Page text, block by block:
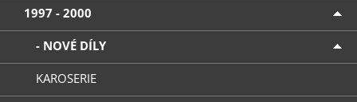
1997 - 2000
- NOVÉ DÍLY
KAROSERIE